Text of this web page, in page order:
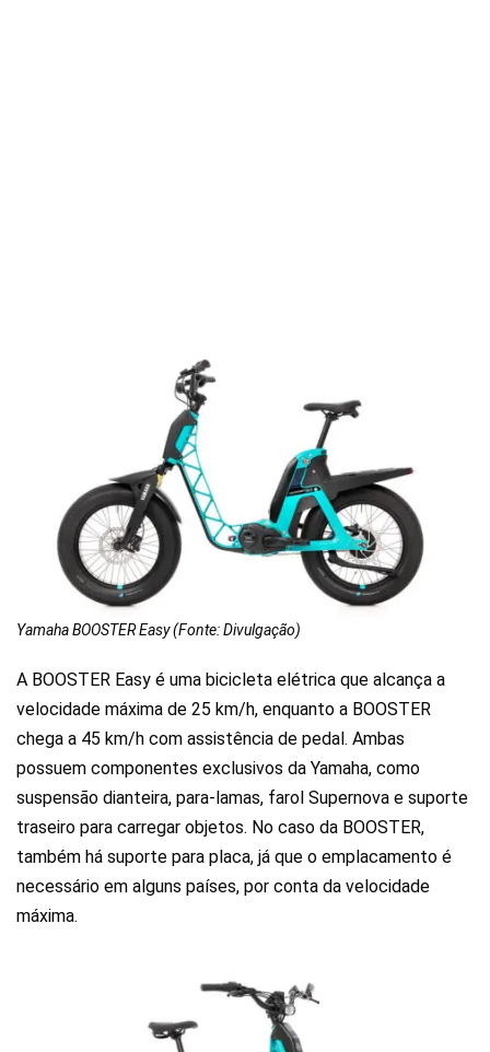
Yamaha BOOSTER Easy (Fonte: Divulgação)
A BOOSTER Easy é uma bicicleta elétrica que alcança a
velocidade máxima de 25 km/h, enquanto a BOOSTER
chega a 45 km/h com assistência de pedal. Ambas
possuem componentes exclusivos da Yamaha, como
suspensão dianteira, para-lamas, farol Supernova e suporte
traseiro para carregar objetos. No caso da BOOSTER,
também há suporte para placa, já que o emplacamento é
necessário em alguns países, por conta da velocidade
máxima.